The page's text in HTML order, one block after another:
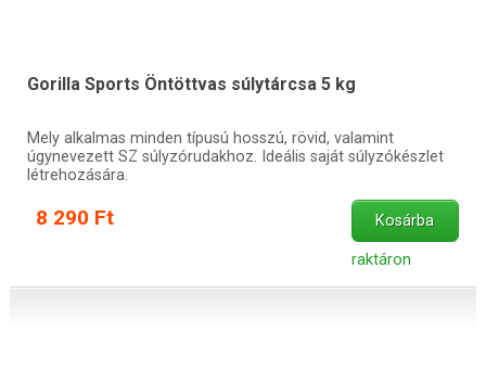
Gorilla Sports Öntöttvas súlytárcsa 5 kg
Mely alkalmas minden típusú hosszú, rövid, valamint
úgynevezett SZ súlyzórudakhoz. Ideális saját súlyzókészlet
létrehozására.
8 290 Ft Kosárba
raktáron